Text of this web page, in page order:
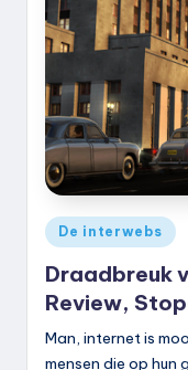
Geplaatst
De interwebs
Draadbreuk
Review,
Man, internet is
mensen die op hun